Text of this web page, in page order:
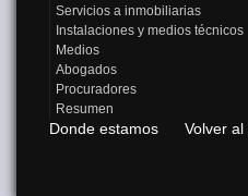
Servicios a inmobiliarias
Instalaciones y medios técnicos
Medios
Abogados
Procuradores
Resumen
Donde estamos Volver al